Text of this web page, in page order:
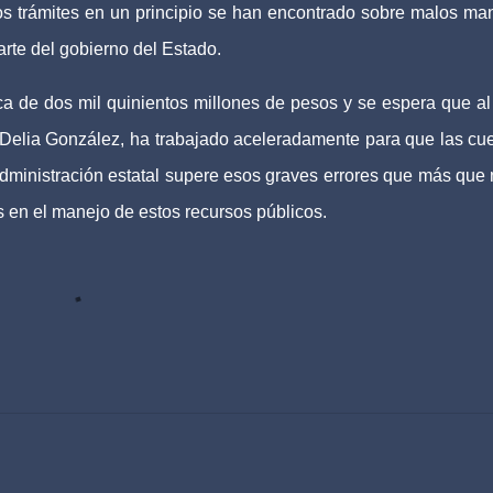
trámites en un principio se han encontrado sobre malos
del gobierno del Estado.
de dos mil quinientos millones de pesos y se espera que
González, ha trabajado aceleradamente para que las
estatal supere esos graves errores que más que
el manejo de estos recursos públicos.